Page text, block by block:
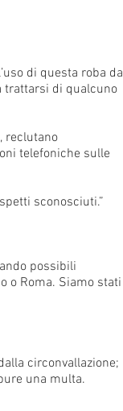
di questa roba da
trattarsi di qualcuno
reclutano
telefoniche sulle
sconosciuti.”
possibili
o Roma. Siamo stati
circonvallazione;
una multa.